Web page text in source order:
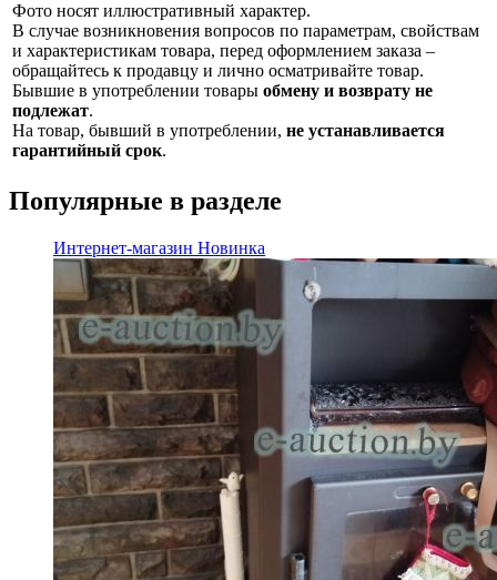
Фото носят иллюстративный характер.
В случае возникновения вопросов по параметрам, свойствам
и характеристикам товара, перед оформлением заказа –
обращайтесь к продавцу и лично осматривайте товар.
Бывшие в употреблении товары обмену и возврату не
подлежат.
На товар, бывший в употреблении, не устанавливается
гарантийный срок.
Популярные в разделе
Интернет-магазин Новинка